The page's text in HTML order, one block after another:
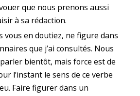
que nous prenons aussi
à sa rédaction.
vous en doutiez, ne figure dans
que j’ai consultés. Nous
bientôt, mais force est de
l’instant le sens de ce verbe
Faire figurer dans un